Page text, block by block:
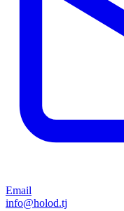
Email
info@holod.tj